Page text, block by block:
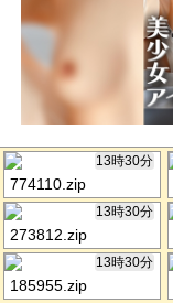
13時30分
774110.zip
13時30分
273812.zip
13時30分
185955.zip